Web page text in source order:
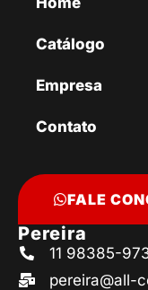
Catálogo
Empresa
Contato
FALE
Pereira
11 98385-
pereira@all-